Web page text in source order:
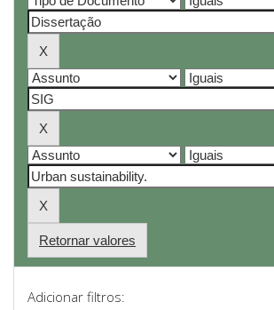
Retornar valores
Adicionar filtros: